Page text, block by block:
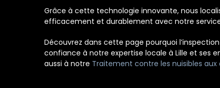
Grâce à cette technologie innovante, nous
efficacement et durablement avec notre
Découvrez dans cette page pourquoi
confiance à notre expertise locale à Lille et ses
aussi à notre Traitement contre les nuisibles aux